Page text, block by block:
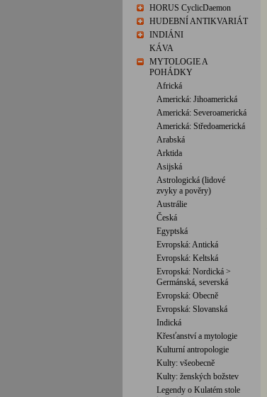
HORUS CyclicDaemon
HUDEBNÍ ANTIKVARIÁT
INDIÁNI
KÁVA
MYTOLOGIE A
POHÁDKY
Africká
Americká: Jihoamerická
Americká: Severoamerická
Americká: Středoamerická
Arabská
Arktida
Asijská
Astrologická (lidové
zvyky a pověry)
Austrálie
Česká
Egyptská
Evropská: Antická
Evropská: Keltská
Evropská: Nordická >
Germánská, severská
Evropská: Obecně
Evropská: Slovanská
Indická
Křesťanství a mytologie
Kulturní antropologie
Kulty: všeobecně
Kulty: ženských božstev
Legendy o Kulatém stole